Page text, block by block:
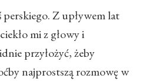
perskiego. Z upływem lat
mi z głowy i
przyłożyć, żeby
najprostszą rozmowę w